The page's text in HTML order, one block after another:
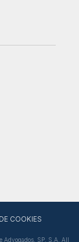
COOKIES
SP, S.A. All